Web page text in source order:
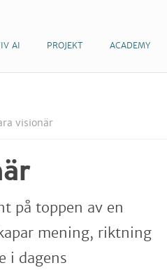
AI PROJEKT ACADEMY
visionär
på toppen av en
mening, riktning
i dagens